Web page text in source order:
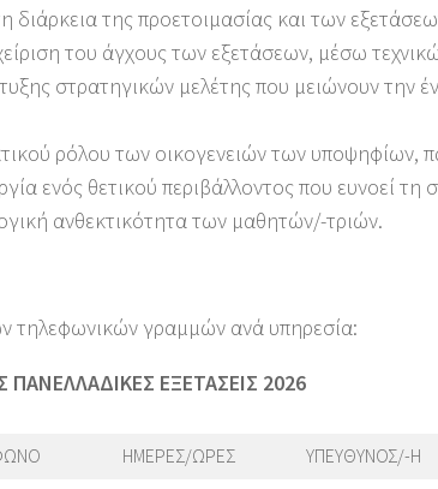
της προετοιμασίας και των
του άγχους των εξετάσεων, μέσω
στρατηγικών μελέτης που μειώνουν την
ρόλου των οικογενειών των υποψηφίων,
ενός θετικού περιβάλλοντος που ευνοεί τη
ανθεκτικότητα των μαθητών/-τριών.
τηλεφωνικών γραμμών ανά υπηρεσία:
ΕΞΕΤΑΣΕΙΣ 2026
ΗΜΕΡΕΣ/ΩΡΕΣ ΥΠΕΥΘΥΝΟΣ/-Η